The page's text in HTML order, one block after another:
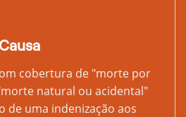
cobertura de "morte por
natural ou acidental"
de uma indenização aos